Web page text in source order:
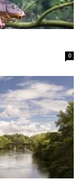
0